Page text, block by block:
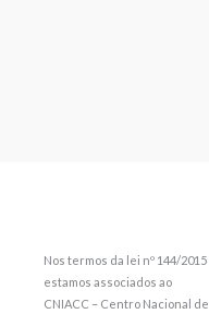
Nos termos da lei nº 144/2015
estamos associados ao
CNIACC – Centro Nacional de